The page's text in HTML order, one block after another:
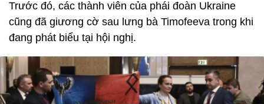
Trước đó, các thành viên của phái đoàn Ukraine
cũng đã giương cờ sau lưng bà Timofeeva trong khi
đang phát biểu tại hội nghị.